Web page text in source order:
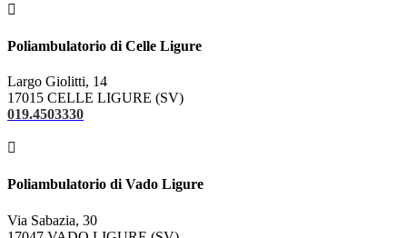

Poliambulatorio di Celle Ligure
Largo Giolitti, 14
17015 CELLE LIGURE (SV)
019.4503330

Poliambulatorio di Vado Ligure
Via Sabazia, 30